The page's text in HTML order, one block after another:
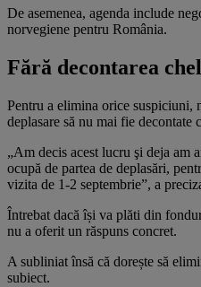
De asemenea, agenda include
norvegiene pentru România.
Fără decontarea
Pentru a elimina orice suspiciuni,
deplasare să nu mai fie decontate
„Am decis acest lucru şi deja am
ocupă de partea de deplasări,
vizita de 1-2 septembrie”, a
Întrebat dacă își va plăti din
nu a oferit un răspuns concret.
A subliniat însă că dorește să
subiect.